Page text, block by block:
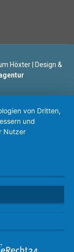
Höxter | Design &
von Dritten,
und
Nutzer